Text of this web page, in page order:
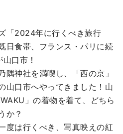
「2024年に行くべき旅行
日食帯、フランス・パリに続
口市！
隅神社を満喫し、「西の京」
山口市へやってきました！山
」の着物を着て、どちら
か？
度は行くべき、写真映えの紅